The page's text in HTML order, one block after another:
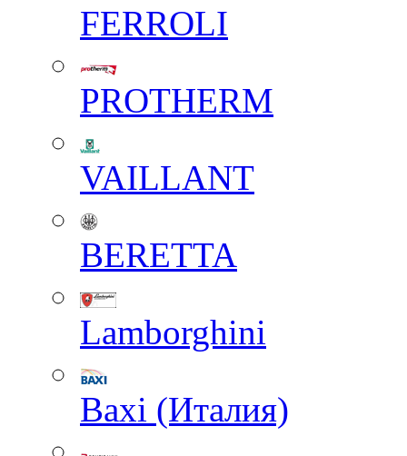
FERROLI
PROTHERM
VAILLANT
BERETTA
Lamborghini
Baxi (Италия)